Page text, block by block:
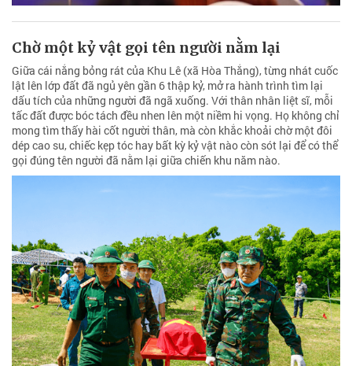
Chờ một kỷ vật gọi tên người nằm lại
Giữa cái nắng bỏng rát của Khu Lê (xã Hòa Thắng), từng nhát cuốc
lật lên lớp đất đã ngủ yên gần 6 thập kỷ, mở ra hành trình tìm lại
dấu tích của những người đã ngã xuống. Với thân nhân liệt sĩ, mỗi
tấc đất được bóc tách đều nhen lên một niềm hi vọng. Họ không chỉ
mong tìm thấy hài cốt người thân, mà còn khắc khoải chờ một đôi
dép cao su, chiếc kẹp tóc hay bất kỳ kỷ vật nào còn sót lại để có thể
gọi đúng tên người đã nằm lại giữa chiến khu năm nào.